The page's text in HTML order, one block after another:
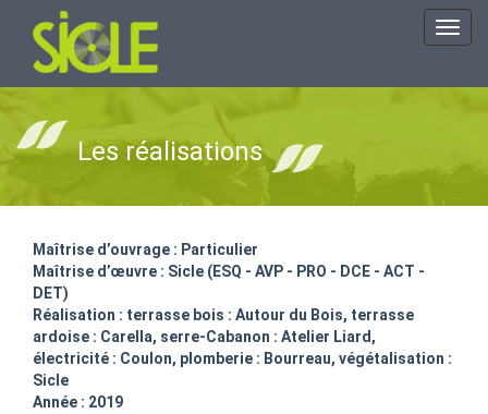
Les réalisations
Maîtrise d’ouvrage : Particulier
Maîtrise d’œuvre : Sicle (ESQ - AVP - PRO - DCE - ACT -
DET)
Réalisation : terrasse bois : Autour du Bois, terrasse
ardoise : Carella, serre-Cabanon : Atelier Liard,
électricité : Coulon, plomberie : Bourreau, végétalisation :
Sicle
Année : 2019